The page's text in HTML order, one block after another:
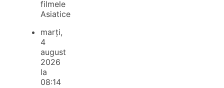
filmele
Asiatice
marți,
4
august
2026
la
08:14